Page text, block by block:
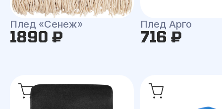
Плед «Сенеж»
1890 ₽
Плед Арго
716 ₽